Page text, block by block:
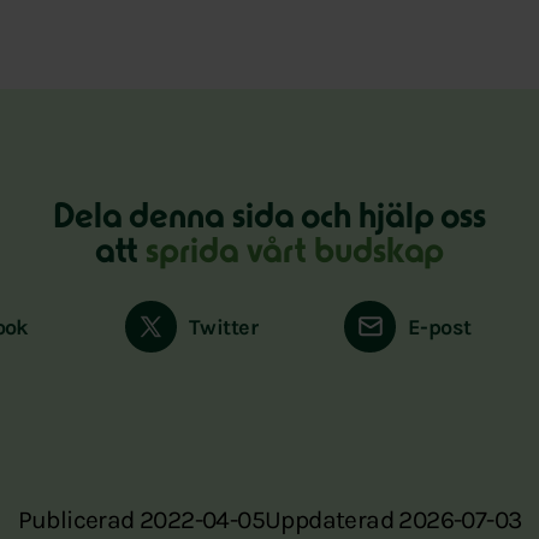
Dela denna sida och hjälp oss
att sprida vårt budskap
Twitter E-post
Publicerad 2022-04-05Uppdaterad 2026-07-03